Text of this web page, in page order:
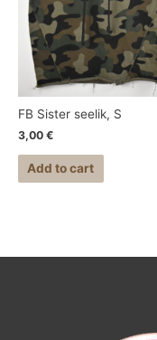
FB Sister seelik, S
3,00 €
Add to cart